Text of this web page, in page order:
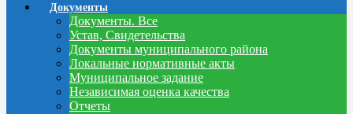
Документы
Документы. Все
Устав, Свидетельства
Документы муниципального района
Локальные нормативные акты
Муниципальное задание
Независимая оценка качества
Отчеты